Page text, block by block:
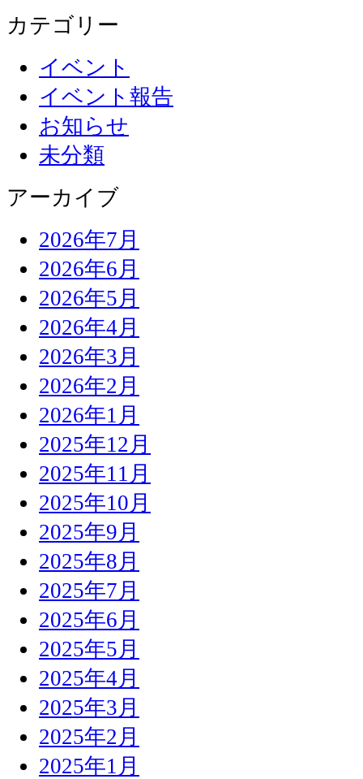
カテゴリー
イベント
イベント報告
お知らせ
未分類
アーカイブ
2026年7月
2026年6月
2026年5月
2026年4月
2026年3月
2026年2月
2026年1月
2025年12月
2025年11月
2025年10月
2025年9月
2025年8月
2025年7月
2025年6月
2025年5月
2025年4月
2025年3月
2025年2月
2025年1月